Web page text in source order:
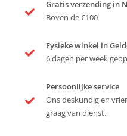
Gratis verzending in
Boven de €100
Fysieke winkel in
6 dagen per week
Persoonlijke service
Ons deskundig en
graag van dienst.